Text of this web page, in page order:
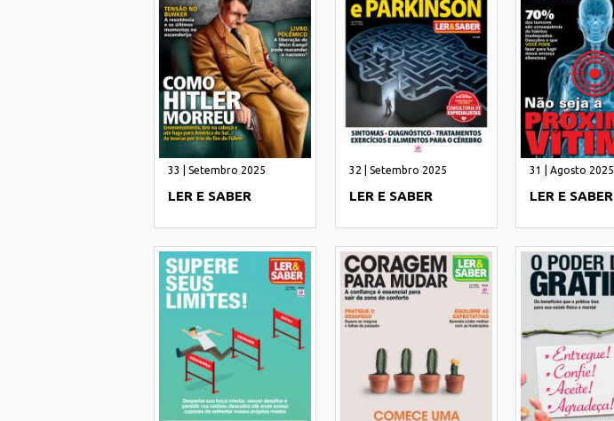
33 | Setembro 2025
LER E SABER
32 | Setembro 2025
LER E SABER
31 | Agosto 2025
LER E SABER